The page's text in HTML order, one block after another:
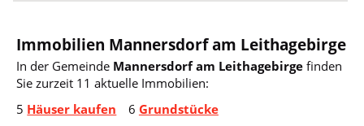
Immobilien Mannersdorf am Leithagebirge
In der Gemeinde Mannersdorf am Leithagebirge finden
Sie zurzeit 11 aktuelle Immobilien:
5 Häuser kaufen 6 Grundstücke